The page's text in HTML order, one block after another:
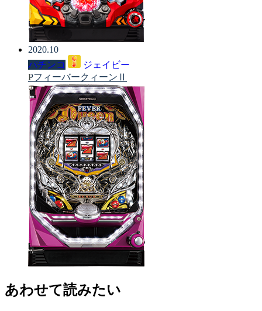
2020.10
パチンコ
ジェイビー
PフィーバークィーンⅡ
あわせて読みたい